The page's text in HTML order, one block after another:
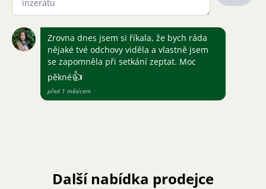
Zrovna dnes jsem si říkala, že bych ráda
nějaké tvé odchovy viděla a vlastně jsem
se zapomněla při setkání zeptat. Moc
pěkné👍
před 1 měsícem
Další nabídka prodejce